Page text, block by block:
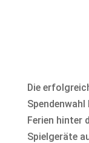
Die
Ferien hinter
Spielgeräte